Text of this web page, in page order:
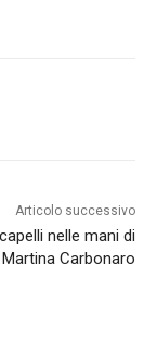
Articolo successivo
nelle mani di
Martina Carbonaro